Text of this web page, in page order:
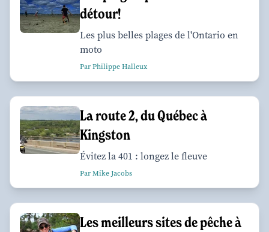
détour!
Les plus belles plages de l'Ontario en
moto
Par Philippe Halleux
La route 2, du Québec à
Kingston
Évitez la 401 : longez le fleuve
Par Mike Jacobs
Les meilleurs sites de pêche à